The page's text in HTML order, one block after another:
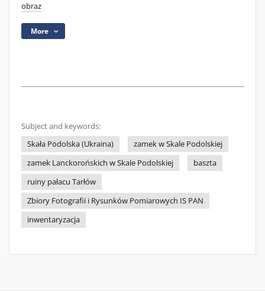
obraz
More
Subject and keywords:
Skała Podolska (Ukraina)
zamek w Skale Podolskiej
zamek Lanckorońskich w Skale Podolskiej
baszta
ruiny pałacu Tarłów
Zbiory Fotografii i Rysunków Pomiarowych IS PAN
inwentaryzacja